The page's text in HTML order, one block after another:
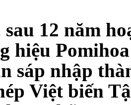
12 năm
hiệu
sáp nhập
Việt biến